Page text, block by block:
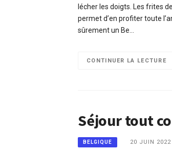
lécher les doigts. Les frites
permet d’en profiter toute
sûrement un Be…
CONTINUER LA LECTURE
Séjour tout
BELGIQUE 20 JUIN 2022